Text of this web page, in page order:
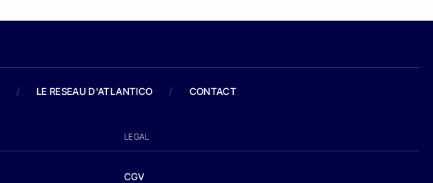
/ LE RESEAU D'ATLANTICO / CONTACT
LEGAL
CGV